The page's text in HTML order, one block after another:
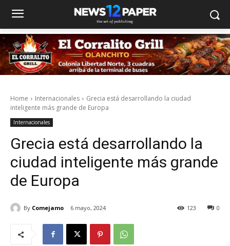
Home Internacionales
Grecia está desarrollando la ciudad
inteligente más grande de Europa
Internacionales
Grecia está desarrollando la
ciudad inteligente más grande
de Europa
By Comejamo 6 mayo, 2024 0
123